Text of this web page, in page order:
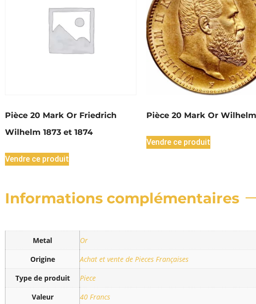
Pièce 20 Mark Or Friedrich
Wilhelm 1873 et 1874
Vendre ce produit
Pièce 20 Mark Or
Vendre ce produit
Informations complémentaires
Metal
Or
Origine
Achat et vente de Pieces Françaises
Type de produit
Piece
Valeur
40 Francs